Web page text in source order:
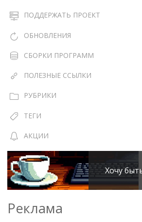
ПОДДЕРЖАТЬ ПРОЕКТ
ОБНОВЛЕНИЯ
СБОРКИ ПРОГРАММ
ПОЛЕЗНЫЕ ССЫЛКИ
РУБРИКИ
ТЕГИ
АКЦИИ
Хочу
Реклама